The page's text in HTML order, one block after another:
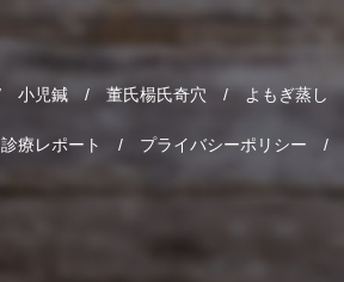
小児鍼 董氏楊氏奇穴 よもぎ蒸し
診療レポート プライバシーポリシー